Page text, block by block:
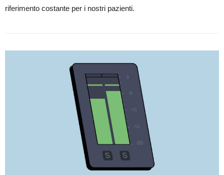
riferimento costante per i nostri pazienti.